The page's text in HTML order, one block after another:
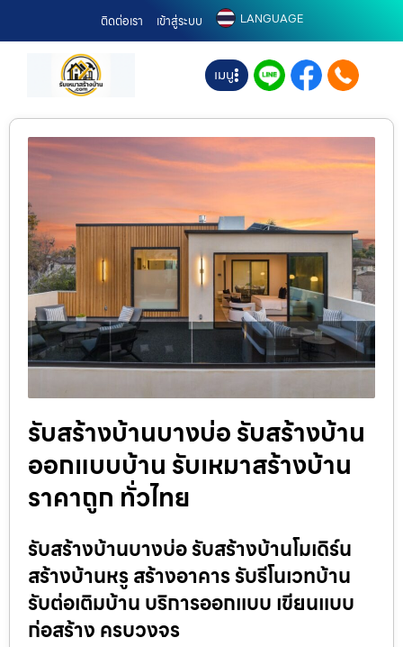
ติดต่อเรา เข้าสู่ระบบ LANGUAGE
เมนู
รับสร้างบ้านบางบ่อ รับสร้างบ้าน
ออกแบบบ้าน รับเหมาสร้างบ้าน
ราคาถูก ทั่วไทย
รับสร้างบ้านบางบ่อ รับสร้างบ้านโมเดิร์น
สร้างบ้านหรู สร้างอาคาร รับรีโนเวทบ้าน
รับต่อเติมบ้าน บริการออกแบบ เขียนแบบ
ก่อสร้าง ครบวงจร